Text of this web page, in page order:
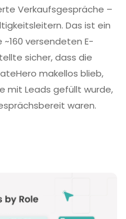
Verkaufsgespräche –
Das ist ein
versendeten E-
sicher, dass die
makellos blieb,
mit Leads gefüllt wurde,
waren.